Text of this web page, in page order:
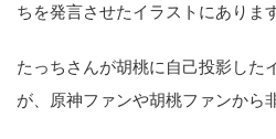
ちを発言させたイラストにあります
たっちさんが胡桃に自己投影した
が、原神ファンや胡桃ファンから